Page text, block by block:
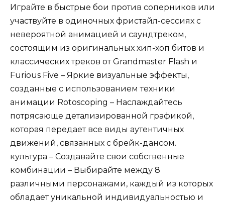
Играйте в быстрые бои против соперников или
участвуйте в одиночных фристайл-сессиях с
невероятной анимацией и саундтреком,
состоящим из оригинальных хип-хоп битов и
классических треков от Grandmaster Flash и
Furious Five – Яркие визуальные эффекты,
созданные с использованием техники
анимации Rotoscoping – Наслаждайтесь
потрясающе детализированной графикой,
которая передает все виды аутентичных
движений, связанных с брейк-дансом.
культура – Создавайте свои собственные
комбинации – Выбирайте между 8
различными персонажами, каждый из которых
обладает уникальной индивидуальностью и